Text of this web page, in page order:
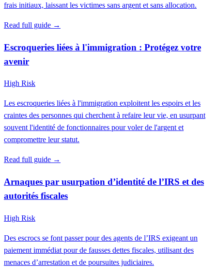
frais initiaux, laissant les victimes sans argent et sans allocation.
Read full guide →
Escroqueries liées à l'immigration : Protégez votre
avenir
High Risk
Les escroqueries liées à l'immigration exploitent les espoirs et les
craintes des personnes qui cherchent à refaire leur vie, en usurpant
souvent l'identité de fonctionnaires pour voler de l'argent et
compromettre leur statut.
Read full guide →
Arnaques par usurpation d’identité de l’IRS et des
autorités fiscales
High Risk
Des escrocs se font passer pour des agents de l’IRS exigeant un
paiement immédiat pour de fausses dettes fiscales, utilisant des
menaces d’arrestation et de poursuites judiciaires.